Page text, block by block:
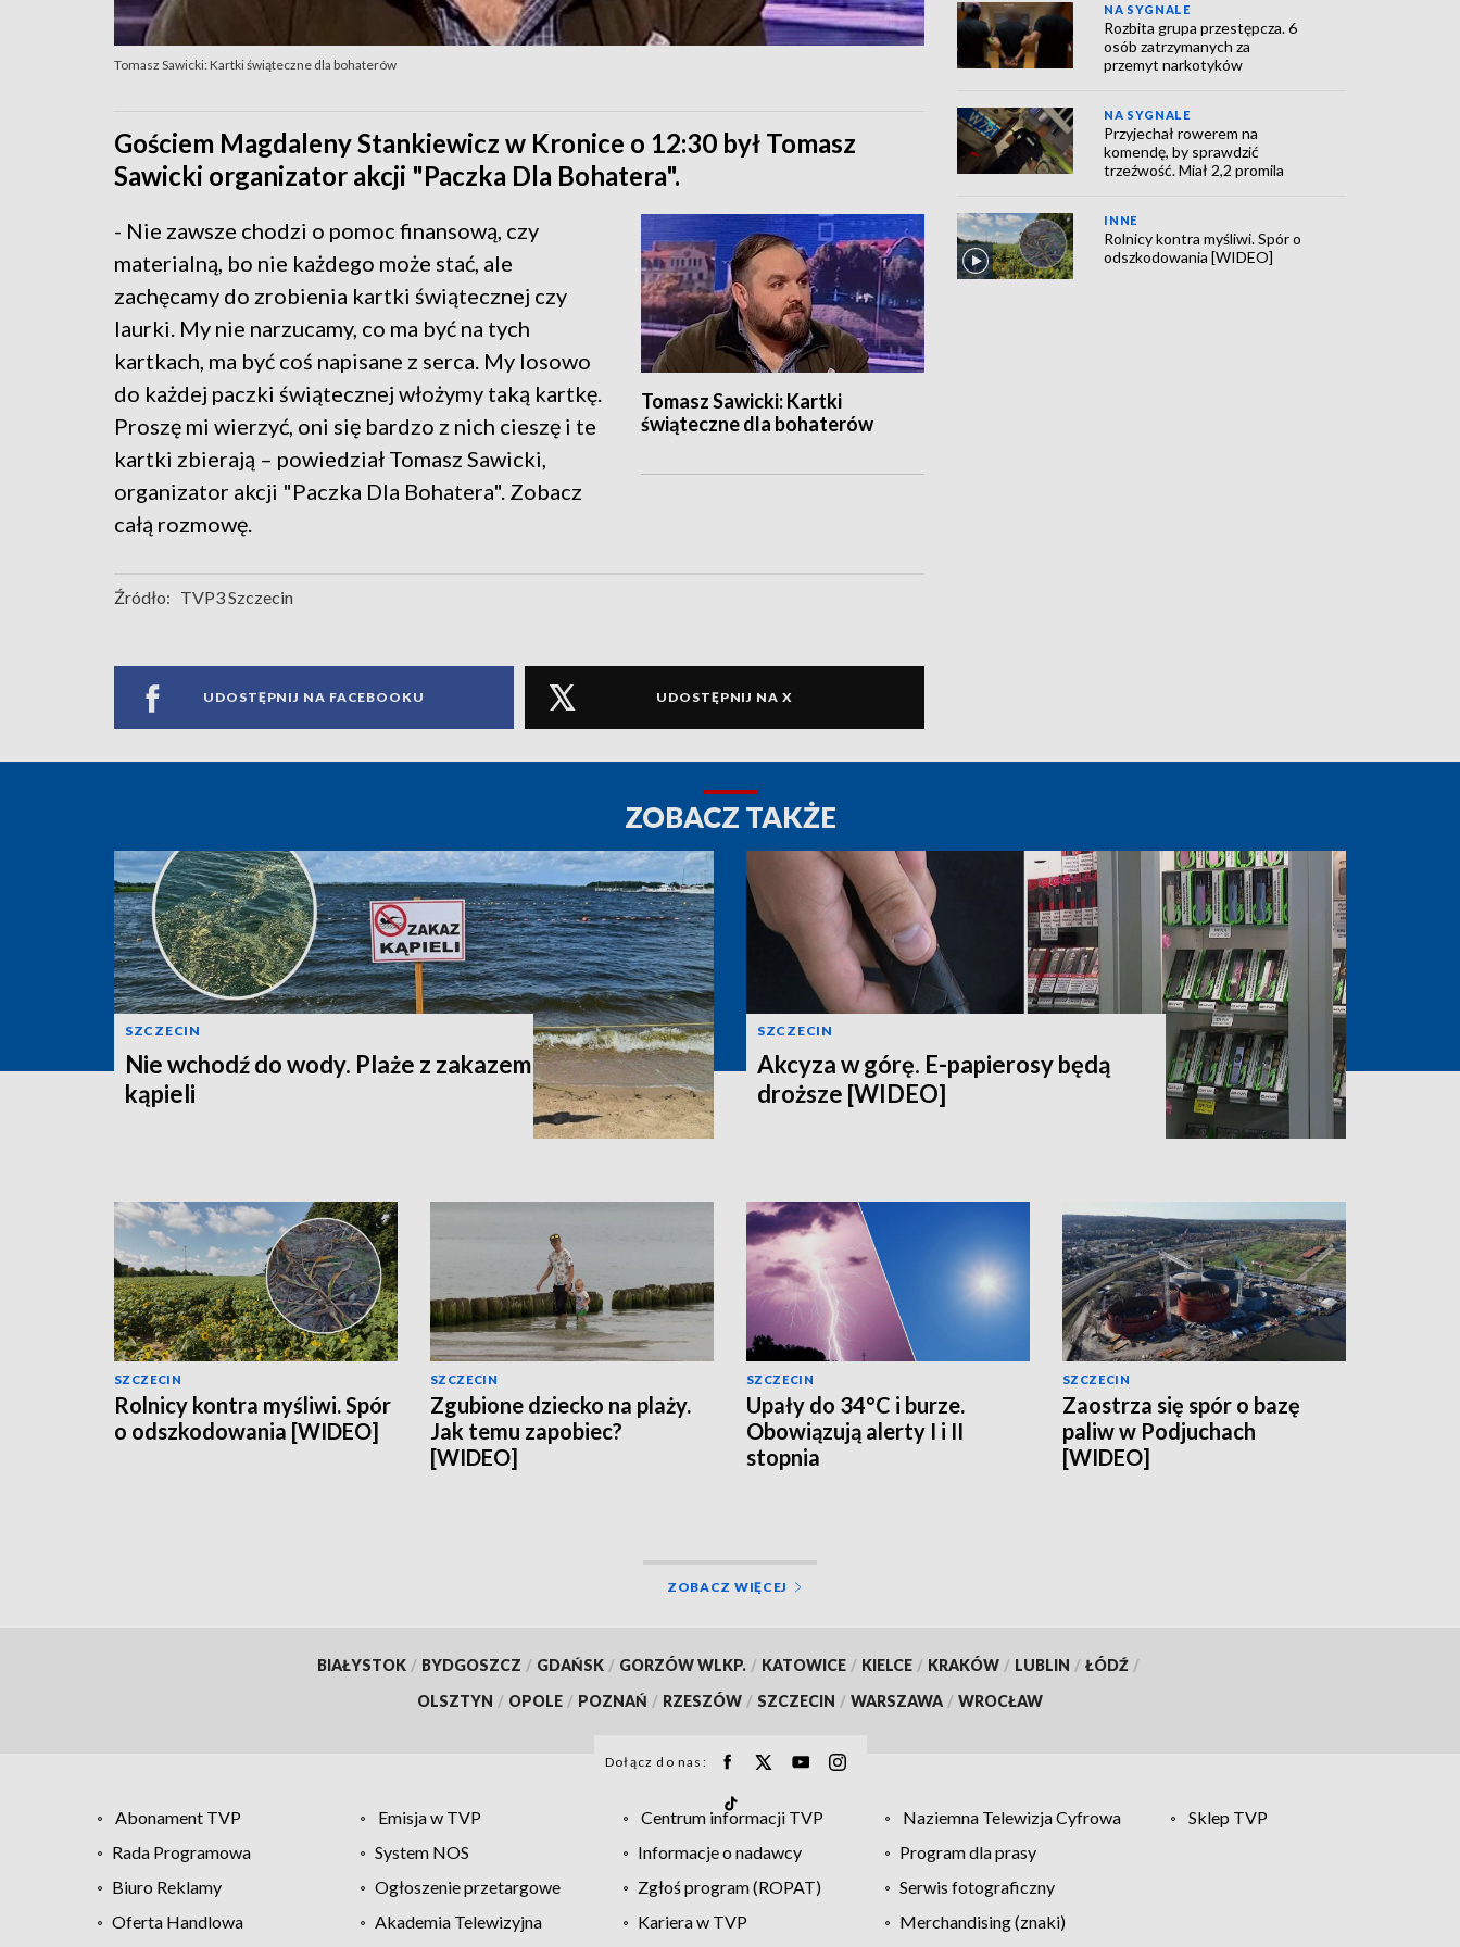
Tomasz Sawicki: Kartki świąteczne dla bohaterów
Gościem Magdaleny Stankiewicz w Kronice o 12:30 był Tomasz
Sawicki organizator akcji "Paczka Dla Bohatera".
Tomasz Sawicki: Kartki
świąteczne dla bohaterów
- Nie zawsze chodzi o pomoc finansową, czy
materialną, bo nie każdego może stać, ale
zachęcamy do zrobienia kartki świątecznej czy
laurki. My nie narzucamy, co ma być na tych
kartkach, ma być coś napisane z serca. My losowo
do każdej paczki świątecznej włożymy taką kartkę.
Proszę mi wierzyć, oni się bardzo z nich cieszę i te
kartki zbierają – powiedział Tomasz Sawicki,
organizator akcji "Paczka Dla Bohatera". Zobacz
całą rozmowę.
Źródło: TVP3 Szczecin
UDOSTĘPNIJ NA FACEBOOKU UDOSTĘPNIJ NA X
NA SYGNALE
Rozbita grupa przestępcza. 6
osób zatrzymanych za
przemyt narkotyków
NA SYGNALE
Przyjechał rowerem na
komendę, by sprawdzić
trzeźwość. Miał 2,2 promila
INNE
Rolnicy kontra myśliwi. Spór o
odszkodowania [WIDEO]
ZOBACZ TAKŻE
SZCZECIN
Nie wchodź do wody. Plaże z zakazem
kąpieli
SZCZECIN
Akcyza w górę. E-papierosy będą
droższe [WIDEO]
SZCZECIN
Rolnicy kontra myśliwi. Spór
o odszkodowania [WIDEO]
SZCZECIN
Zgubione dziecko na plaży.
Jak temu zapobiec?
[WIDEO]
SZCZECIN
Upały do 34°C i burze.
Obowiązują alerty I i II
stopnia
SZCZECIN
Zaostrza się spór o bazę
paliw w Podjuchach
[WIDEO]
ZOBACZ WIĘCEJ
BIAŁYSTOK / BYDGOSZCZ / GDAŃSK / GORZÓW WLKP. / KATOWICE / KIELCE / KRAKÓW / LUBLIN / ŁÓDŹ /
OLSZTYN / OPOLE / POZNAŃ / RZESZÓW / SZCZECIN / WARSZAWA / WROCŁAW
Dołącz do nas:
Abonament TVP Emisja w TVP Centrum informacji TVP Naziemna Telewizja Cyfrowa
Sklep TVP
Rada Programowa
System NOS Informacje o nadawcy
Program dla prasy
Biuro Reklamy
Ogłoszenie przetargowe Zgłoś program (ROPAT)
Serwis fotograficzny
Oferta Handlowa
Akademia Telewizyjna Kariera w TVP
Merchandising (znaki)